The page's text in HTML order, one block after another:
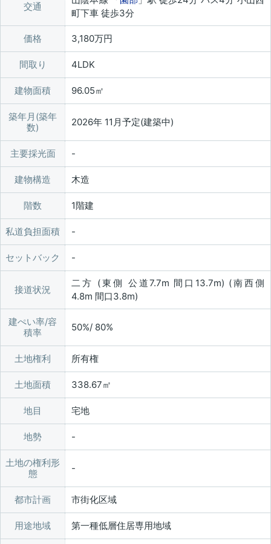
交通
町下車 徒歩3分
価格 3,180万円
間取り 4LDK
建物面積 96.05㎡
築年月(築年
数)
2026年 11月予定(建築中)
主要採光面
建物構造 木造
階数 1階建
私道負担面積
セットバック
接道状況
二方 (東側 公道7.7m 間口13.7m) (南西側
4.8m 間口3.8m)
建ぺい率/容
積率
50%/ 80%
土地権利 所有権
土地面積 338.67㎡
地目 宅地
地勢
土地の権利形
態
都市計画 市街化区域
用途地域 第一種低層住居専用地域